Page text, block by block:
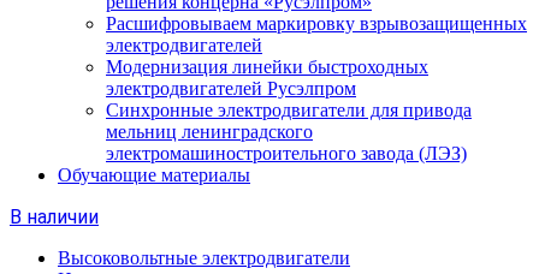
Расшифровываем маркировку взрывозащищенных
электродвигателей
Модернизация линейки быстроходных
электродвигателей Русэлпром
Синхронные электродвигатели для привода
мельниц ленинградского
электромашиностроительного завода (ЛЭЗ)
Обучающие материалы
В наличии
Высоковольтные электродвигатели